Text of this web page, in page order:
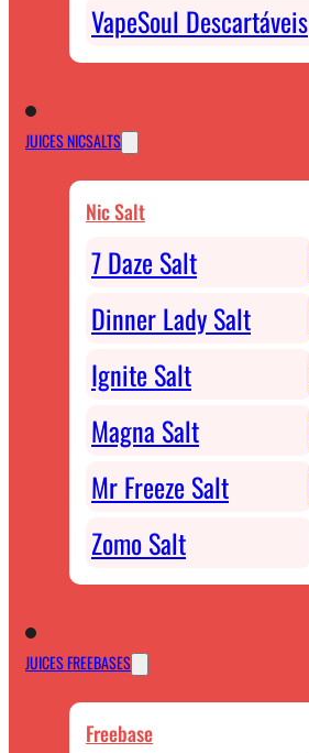
VapeSoul Descartáveis
JUICES NICSALTS
Nic Salt
7 Daze Salt
Dinner Lady Salt
Ignite Salt
Magna Salt
Mr Freeze Salt
Zomo Salt
JUICES FREEBASES
Freebase